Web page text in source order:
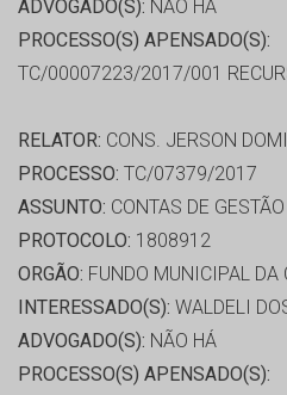
ADVOGADO(S): NÃO HÁ
PROCESSO(S) APENSADO(S):
TC/00007223/2017/001
RELATOR: CONS. JERSON
PROCESSO: TC/07379/2017
ASSUNTO: CONTAS DE
PROTOCOLO: 1808912
ORGÃO: FUNDO MUNICIPAL DA
INTERESSADO(S): WALDELI
ADVOGADO(S): NÃO HÁ
PROCESSO(S) APENSADO(S):